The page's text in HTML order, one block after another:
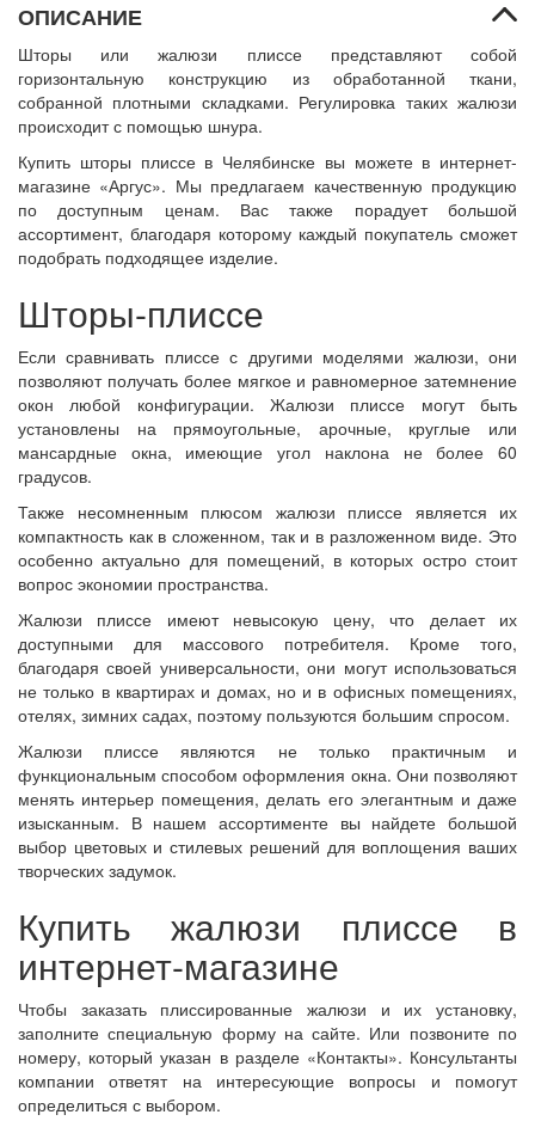
ОПИСАНИЕ
Шторы или жалюзи плиссе представляют собой
горизонтальную конструкцию из обработанной ткани,
собранной плотными складками. Регулировка таких жалюзи
происходит с помощью шнура.
Купить шторы плиссе в Челябинске вы можете в интернет-
магазине «Аргус». Мы предлагаем качественную продукцию
по доступным ценам. Вас также порадует большой
ассортимент, благодаря которому каждый покупатель сможет
подобрать подходящее изделие.
Шторы-плиссе
Если сравнивать плиссе с другими моделями жалюзи, они
позволяют получать более мягкое и равномерное затемнение
окон любой конфигурации. Жалюзи плиссе могут быть
установлены на прямоугольные, арочные, круглые или
мансардные окна, имеющие угол наклона не более 60
градусов.
Также несомненным плюсом жалюзи плиссе является их
компактность как в сложенном, так и в разложенном виде. Это
особенно актуально для помещений, в которых остро стоит
вопрос экономии пространства.
Жалюзи плиссе имеют невысокую цену, что делает их
доступными для массового потребителя. Кроме того,
благодаря своей универсальности, они могут использоваться
не только в квартирах и домах, но и в офисных помещениях,
отелях, зимних садах, поэтому пользуются большим спросом.
Жалюзи плиссе являются не только практичным и
функциональным способом оформления окна. Они позволяют
менять интерьер помещения, делать его элегантным и даже
изысканным. В нашем ассортименте вы найдете большой
выбор цветовых и стилевых решений для воплощения ваших
творческих задумок.
Купить жалюзи плиссе в
интернет-магазине
Чтобы заказать плиссированные жалюзи и их установку,
заполните специальную форму на сайте. Или позвоните по
номеру, который указан в разделе «Контакты». Консультанты
компании ответят на интересующие вопросы и помогут
определиться с выбором.